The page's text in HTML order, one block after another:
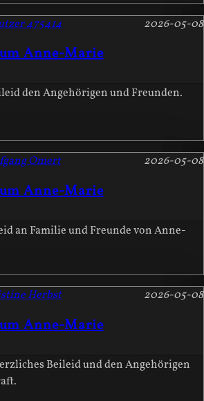
Anne-Marie
2026-05-08
475414
den Angehörigen und Freunden.
Anne-Marie
2026-05-08
Omert
an Familie und Freunde von Anne-
Anne-Marie
2026-05-08
Herbst
Beileid und den Angehörigen